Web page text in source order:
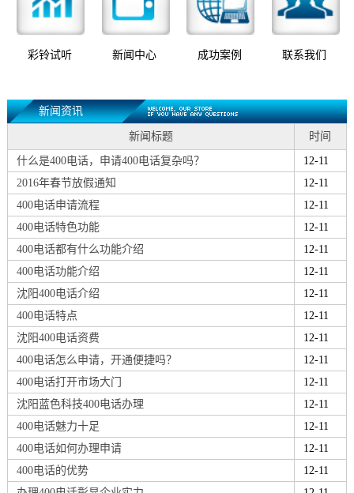
彩铃试听 新闻中心 成功案例 联系我们
新闻资讯
新闻标题 时间
什么是400电话，申请400电话复杂吗？
12-11
2016年春节放假通知
12-11
400电话申请流程
12-11
400电话特色功能
12-11
400电话都有什么功能介绍
12-11
400电话功能介绍
12-11
沈阳400电话介绍
12-11
400电话特点
12-11
沈阳400电话资费
12-11
400电话怎么申请，开通便捷吗？
12-11
400电话打开市场大门
12-11
沈阳蓝色科技400电话办理
12-11
400电话魅力十足
12-11
400电话如何办理申请
12-11
400电话的优势
12-11